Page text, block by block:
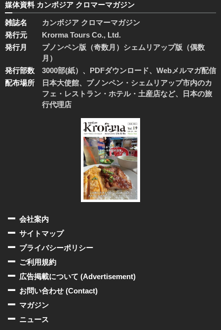
媒体資料 カンボジア クロマーマガジン
雑誌名
カンボジア クロマーマガジン
発行元
Krorma Tours Co., Ltd.
発行月
プノンペン版（奇数月）シェムリアップ版（偶数
月）
発行部数
3000部(紙）、PDFダウンロード、Webメルマガ配信
配布場所
日本大使館、プノンペン・シェムリアップ市内のカ
フェ・レストラン・ホテル・土産店など、日本の旅
行代理店
会社案内
サイトマップ
プライバシーポリシー
ご利用規約
広告掲載について (Advertisement)
お問い合わせ (Contact)
マガジン
ニュース